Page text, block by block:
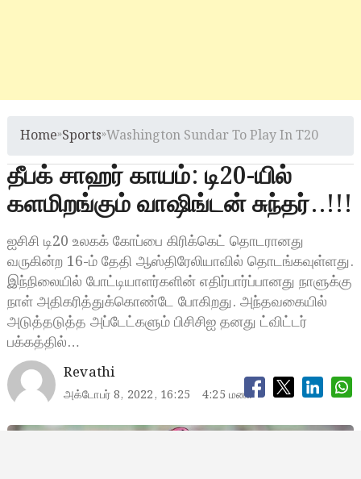
Home»Sports»Washington Sundar To Play In T20
தீபக் சாஹர் காயம்: டி20-யில்
களமிறங்கும் வாஷிங்டன் சுந்தர்..!!!
ஐசிசி டி20 உலகக் கோப்பை கிரிக்கெட் தொடரானது
வருகின்ற 16-ம் தேதி ஆஸ்திரேலியாவில் தொடங்கவுள்ளது.
இந்நிலையில் போட்டியாளர்களின் எதிர்பார்ப்பானது நாளுக்கு
நாள் அதிகரித்துக்கொண்டே போகிறது. அந்தவகையில்
அடுத்தடுத்த அப்டேட்களும் பிசிசிஐ தனது ட்விட்டர்
பக்கத்தில்…
Revathi
அக்டோபர் 8, 2022, 16:25 4:25 மணி